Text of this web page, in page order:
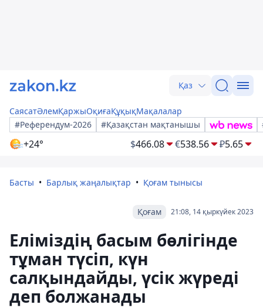
Қаз
СаясатӘлемҚаржыОқиғаҚұқықМақалалар
#Референдум-2026
#Қазақстан мақтанышы
+24° $466.08 €538.56 ₽5.65
Басты Барлық жаңалықтар Қоғам тынысы
21:08, 14 қыркүйек 2023
Қоғам
Еліміздің басым бөлігінде
тұман түсіп, күн
салқындайды, үсік жүреді
деп болжанады